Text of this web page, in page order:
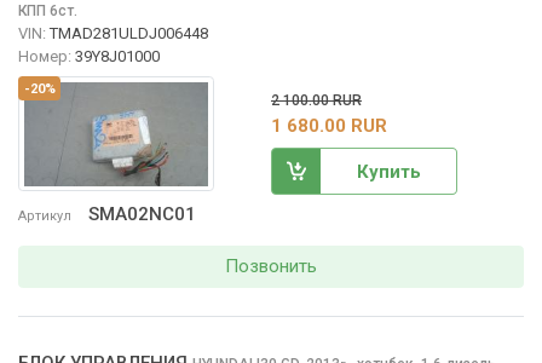
-20%
Артикул SMA02NC01
КПП 6ст.
VIN: TMAD281ULDJ006448
Номер: 39Y8J01000
2 100.00 RUR
1 680.00 RUR
Купить
Позвонить